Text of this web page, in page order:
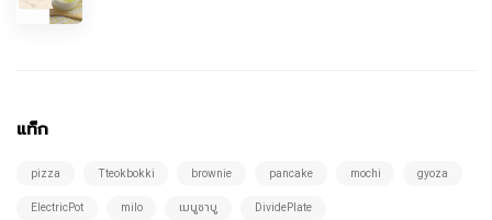
แท็ก
pizza Tteokbokki brownie pancake mochi gyoza
ElectricPot milo เมนูชาบู DividePlate